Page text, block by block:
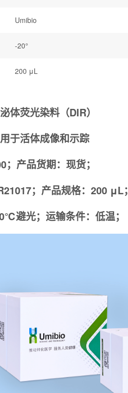
Umibio
-20°
200 μL
体荧光染料（DIR）
于活体成像和示踪
；产品货期：现货；
；产品规格：200 μL；
避光；运输条件：低温；